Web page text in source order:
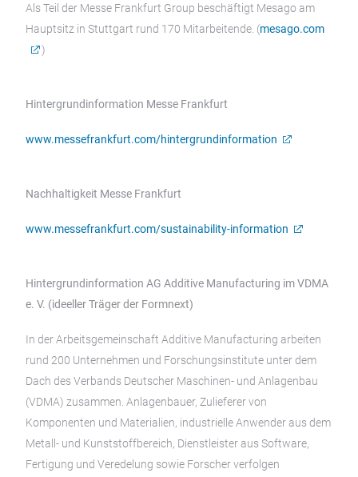
Als Teil der Messe Frankfurt Group beschäftigt Mesago am
Hauptsitz in Stuttgart rund 170 Mitarbeitende. (mesago.com
)
Hintergrundinformation Messe Frankfurt
www.messefrankfurt.com/hintergrundinformation
Nachhaltigkeit Messe Frankfurt
www.messefrankfurt.com/sustainability-information
Hintergrundinformation AG Additive Manufacturing im VDMA
e. V. (ideeller Träger der Formnext)
In der Arbeitsgemeinschaft Additive Manufacturing arbeiten
rund 200 Unternehmen und Forschungsinstitute unter dem
Dach des Verbands Deutscher Maschinen- und Anlagenbau
(VDMA) zusammen. Anlagenbauer, Zulieferer von
Komponenten und Materialien, industrielle Anwender aus dem
Metall- und Kunststoffbereich, Dienstleister aus Software,
Fertigung und Veredelung sowie Forscher verfolgen